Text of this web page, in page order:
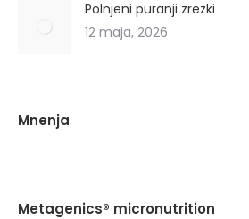
Polnjeni puranji zrezki
12 maja, 2026
Mnenja
Metagenics® micronutrition